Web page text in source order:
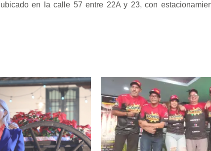
en la calle 57 entre 22A y 23, con